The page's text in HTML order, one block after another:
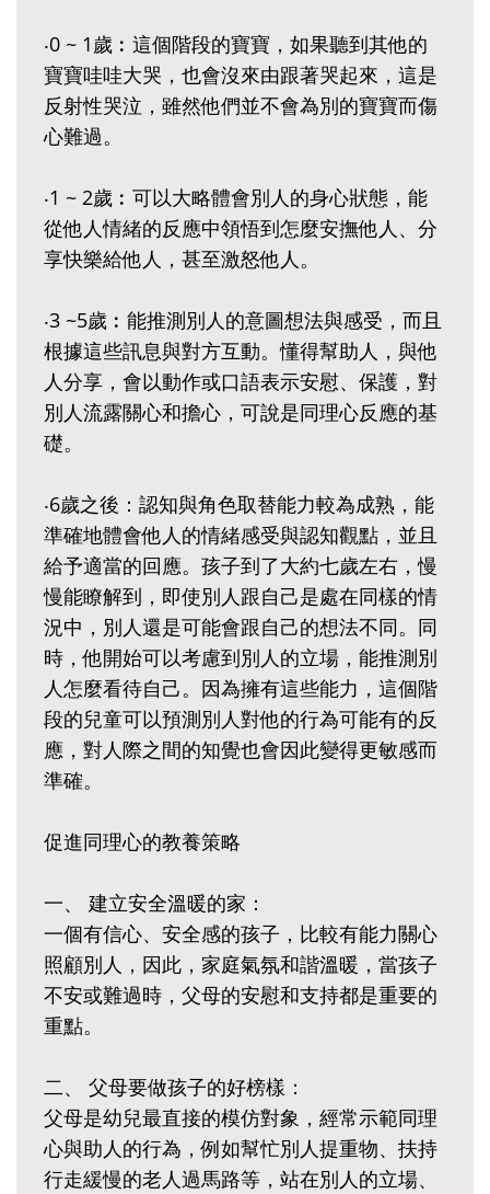
‧0 ~ 1歲︰這個階段的寶寶，如果聽到其他的
寶寶哇哇大哭，也會沒來由跟著哭起來，這是
反射性哭泣，雖然他們並不會為別的寶寶而傷
心難過。
‧1 ~ 2歲︰可以大略體會別人的身心狀態，能
從他人情緒的反應中領悟到怎麼安撫他人、分
享快樂給他人，甚至激怒他人。
‧3 ~5歲︰能推測別人的意圖想法與感受，而且
根據這些訊息與對方互動。懂得幫助人，與他
人分享，會以動作或口語表示安慰、保護，對
別人流露關心和擔心，可說是同理心反應的基
礎。
‧6歲之後：認知與角色取替能力較為成熟，能
準確地體會他人的情緒感受與認知觀點，並且
給予適當的回應。孩子到了大約七歲左右，慢
慢能瞭解到，即使別人跟自己是處在同樣的情
況中，別人還是可能會跟自己的想法不同。同
時，他開始可以考慮到別人的立場，能推測別
人怎麼看待自己。因為擁有這些能力，這個階
段的兒童可以預測別人對他的行為可能有的反
應，對人際之間的知覺也會因此變得更敏感而
準確。
促進同理心的教養策略
一、 建立安全溫暖的家：
一個有信心、安全感的孩子，比較有能力關心
照顧別人，因此，家庭氣氛和諧溫暖，當孩子
不安或難過時，父母的安慰和支持都是重要的
重點。
二、 父母要做孩子的好榜樣：
父母是幼兒最直接的模仿對象，經常示範同理
心與助人的行為，例如幫忙別人提重物、扶持
行走緩慢的老人過馬路等，站在別人的立場、